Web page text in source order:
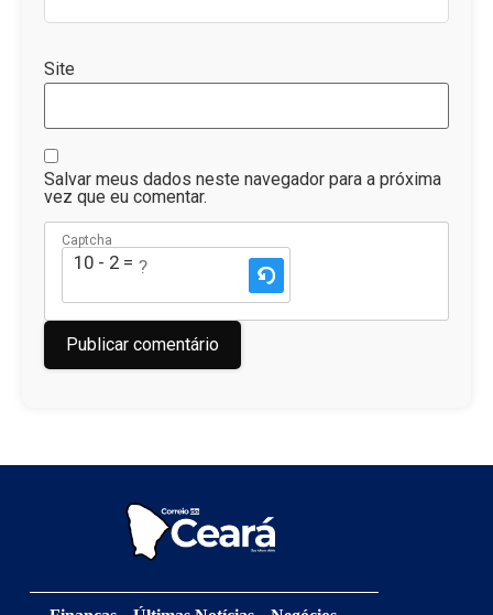
Site
Salvar meus dados neste navegador para a próxima
vez que eu comentar.
Captcha
10 - 2 = ?